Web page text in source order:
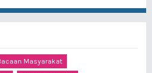
Masyarakat